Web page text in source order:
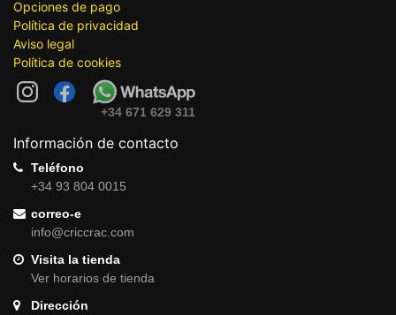
Opciones de pago
Política de privacidad
Aviso legal
Política de cookies
+34 671 629 311
Información de contacto
Teléfono
+34 93 804 0015
correo-e
info@criccrac.com
Visita la tienda
Ver horarios de tienda
Dirección